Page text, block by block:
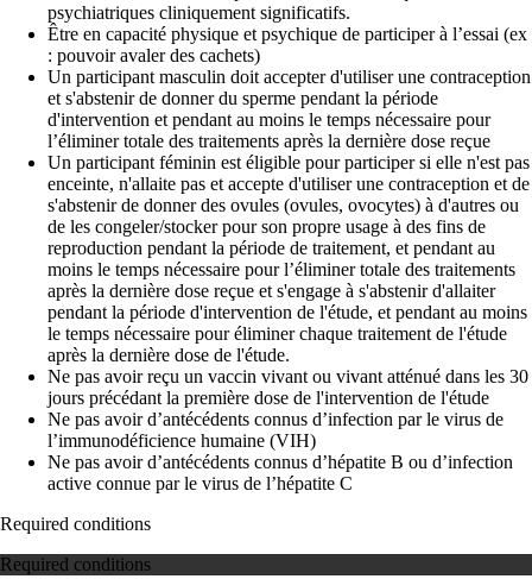
psychiatriques cliniquement significatifs.
Être en capacité physique et psychique de participer à l’essai (ex
: pouvoir avaler des cachets)
Un participant masculin doit accepter d'utiliser une contraception
et s'abstenir de donner du sperme pendant la période
d'intervention et pendant au moins le temps nécessaire pour
l’éliminer totale des traitements après la dernière dose reçue
Un participant féminin est éligible pour participer si elle n'est pas
enceinte, n'allaite pas et accepte d'utiliser une contraception et de
s'abstenir de donner des ovules (ovules, ovocytes) à d'autres ou
de les congeler/stocker pour son propre usage à des fins de
reproduction pendant la période de traitement, et pendant au
moins le temps nécessaire pour l’éliminer totale des traitements
après la dernière dose reçue et s'engage à s'abstenir d'allaiter
pendant la période d'intervention de l'étude, et pendant au moins
le temps nécessaire pour éliminer chaque traitement de l'étude
après la dernière dose de l'étude.
Ne pas avoir reçu un vaccin vivant ou vivant atténué dans les 30
jours précédant la première dose de l'intervention de l'étude
Ne pas avoir d’antécédents connus d’infection par le virus de
l’immunodéficience humaine (VIH)
Ne pas avoir d’antécédents connus d’hépatite B ou d’infection
active connue par le virus de l’hépatite C
Required conditions
Required conditions